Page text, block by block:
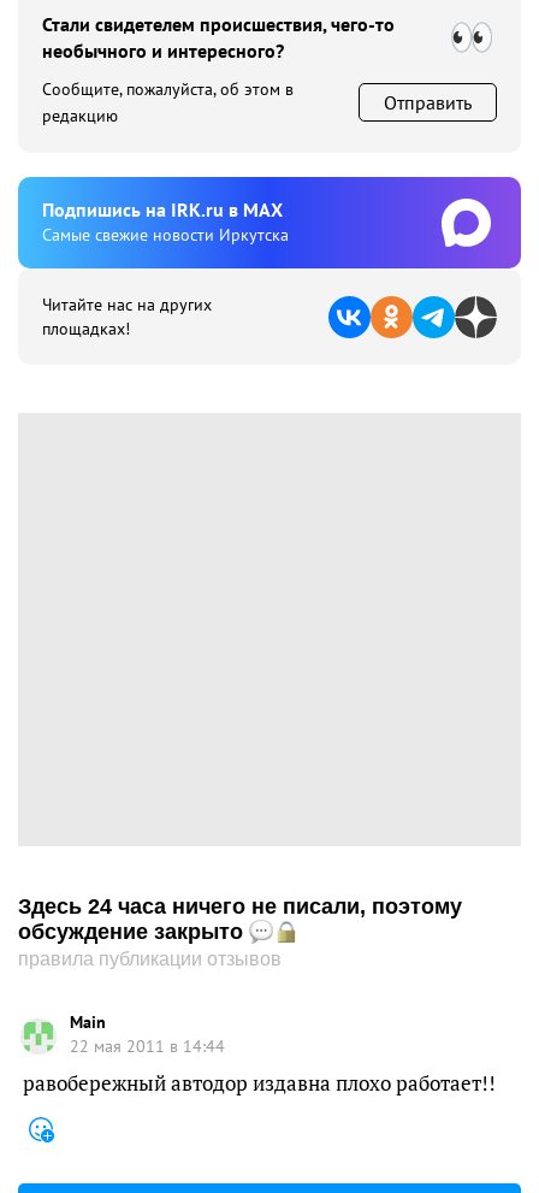
Стали свидетелем происшествия, чего-то
необычного и интересного?
Сообщите, пожалуйста, об этом в
редакцию
Отправить
Подпишиcь на IRK.ru в MAX
Cамые свежие новости Иркутска
Читайте нас на других
площадках!
Здесь 24 часа ничего не писали, поэтому
обсуждение закрыто
правила публикации отзывов
Main
22 мая 2011 в 14:44
равобережный автодор издавна плохо работает!!